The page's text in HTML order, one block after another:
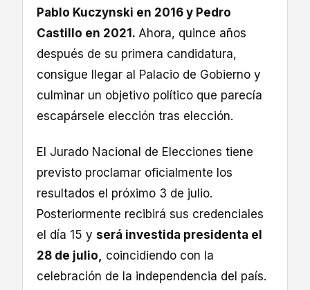
Pablo Kuczynski en 2016 y Pedro
Castillo en 2021. Ahora, quince años
después de su primera candidatura,
consigue llegar al Palacio de Gobierno y
culminar un objetivo político que parecía
escapársele elección tras elección.
El Jurado Nacional de Elecciones tiene
previsto proclamar oficialmente los
resultados el próximo 3 de julio.
Posteriormente recibirá sus credenciales
el día 15 y será investida presidenta el
28 de julio, coincidiendo con la
celebración de la independencia del país.